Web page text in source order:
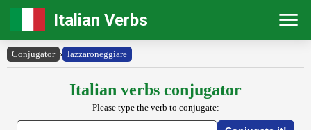
Italian Verbs
Conjugator › lazzaroneggiare
Italian verbs conjugator
Please type the verb to conjugate: